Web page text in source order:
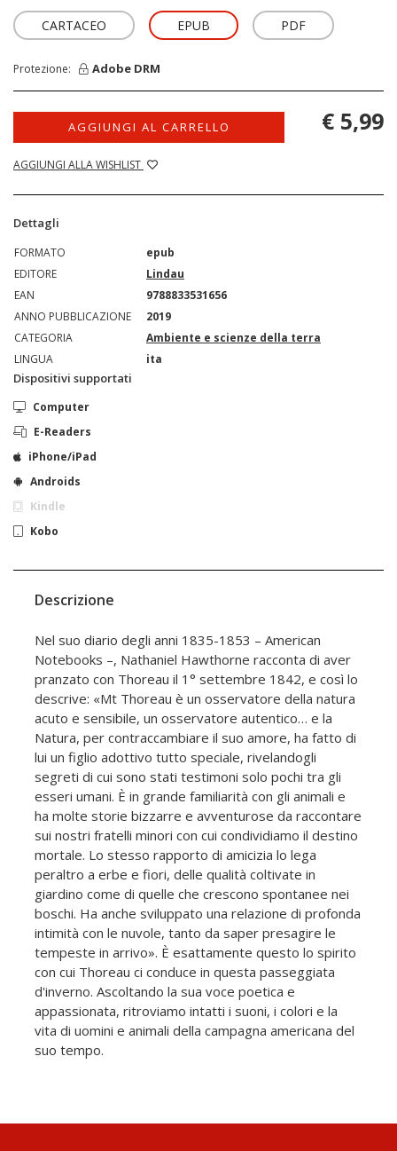
CARTACEO EPUB PDF
Protezione: Adobe DRM
AGGIUNGI AL CARRELLO
AGGIUNGI ALLA WISHLIST
€ 5,99
Dettagli
FORMATO
epub
EDITORE
Lindau
EAN
9788833531656
ANNO PUBBLICAZIONE
2019
CATEGORIA
Ambiente e scienze della terra
LINGUA
ita
Dispositivi supportati
Computer
E-Readers
iPhone/iPad
Androids
Kindle
Kobo
Descrizione
Nel suo diario degli anni 1835-1853 – American
Notebooks –, Nathaniel Hawthorne racconta di aver
pranzato con Thoreau il 1° settembre 1842, e così lo
descrive: «Mt Thoreau è un osservatore della natura
acuto e sensibile, un osservatore autentico… e la
Natura, per contraccambiare il suo amore, ha fatto di
lui un figlio adottivo tutto speciale, rivelandogli
segreti di cui sono stati testimoni solo pochi tra gli
esseri umani. È in grande familiarità con gli animali e
ha molte storie bizzarre e avventurose da raccontare
sui nostri fratelli minori con cui condividiamo il destino
mortale. Lo stesso rapporto di amicizia lo lega
peraltro a erbe e fiori, delle qualità coltivate in
giardino come di quelle che crescono spontanee nei
boschi. Ha anche sviluppato una relazione di profonda
intimità con le nuvole, tanto da saper presagire le
tempeste in arrivo». È esattamente questo lo spirito
con cui Thoreau ci conduce in questa passeggiata
d'inverno. Ascoltando la sua voce poetica e
appassionata, ritroviamo intatti i suoni, i colori e la
vita di uomini e animali della campagna americana del
suo tempo.